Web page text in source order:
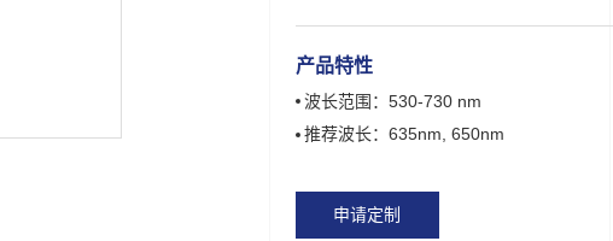
产品特性
波长范围：530-730 nm
推荐波长：635nm, 650nm
申请定制